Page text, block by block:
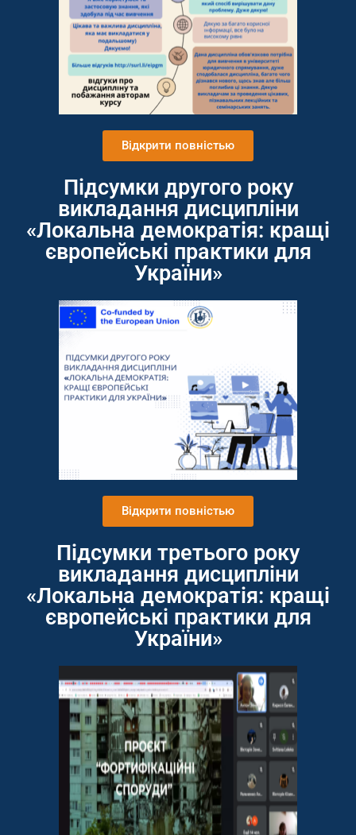
Відкрити повністью
Підсумки другого року
викладання дисципліни
«Локальна демократія: кращі
європейські практики для
України»
Відкрити повністью
Підсумки третього року
викладання дисципліни
«Локальна демократія: кращі
європейські практики для
України»